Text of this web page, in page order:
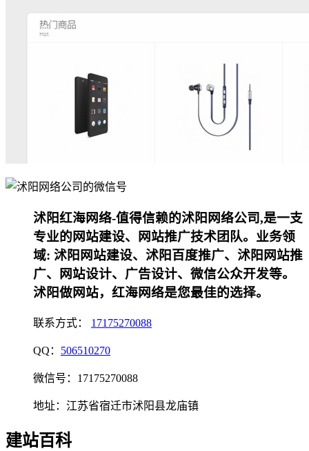
沭阳红海网络-值得信赖的沭阳网络公司,是一支
专业的网站建设、网站推广技术团队。业务领
域: 沭阳网站建设、沭阳百度推广、沭阳网站推
广、网站设计、广告设计、微信公众开发等。
沭阳做网站，红海网络是您最佳的选择。
联系方式： 17175270088
QQ： 506510270
微信号：17175270088
地址：江苏省宿迁市沭阳县龙庙镇
建站百科